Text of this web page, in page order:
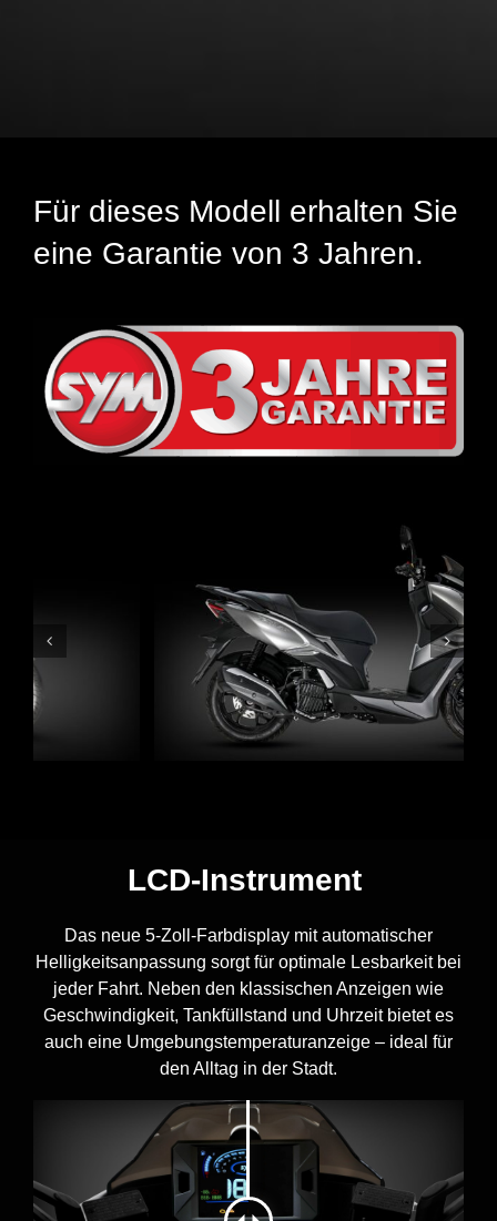
Für dieses Modell erhalten Sie
eine Garantie von 3 Jahren.
LCD-Instrument
Das neue 5-Zoll-Farbdisplay mit automatischer
Helligkeitsanpassung sorgt für optimale Lesbarkeit bei
jeder Fahrt. Neben den klassischen Anzeigen wie
Geschwindigkeit, Tankfüllstand und Uhrzeit bietet es
auch eine Umgebungstemperaturanzeige – ideal für
den Alltag in der Stadt.